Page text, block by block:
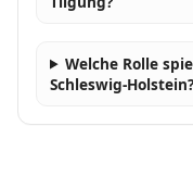
Welche Rolle
Schleswig-Holstein?